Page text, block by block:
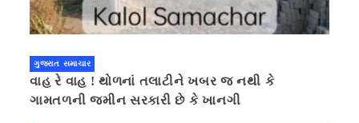
ગુજરાત સમાચાર
વાહ રે વાહ ! થોળનાં તલાટીને ખબર જ નથી કે
ગામતળની જમીન સરકારી છે કે ખાનગી